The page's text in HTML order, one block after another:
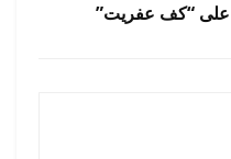
على “كف عفريت”